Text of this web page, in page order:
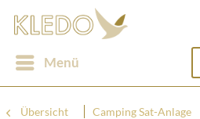
Menü
Übersicht Camping Sat-Anlage